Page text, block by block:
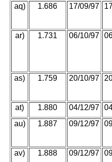
aq) 1.686 17/09/97
ar) 1.731 06/10/97
as) 1.759 20/10/97
at) 1.880 04/12/97
au) 1.887 09/12/97
av) 1.888 09/12/97